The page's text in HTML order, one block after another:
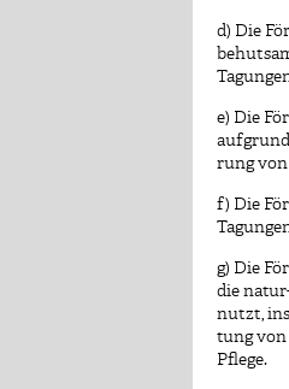
d) Die
e) Die
rung
f) Die
g) Die
die
nutzt,
tung von
Pflege.